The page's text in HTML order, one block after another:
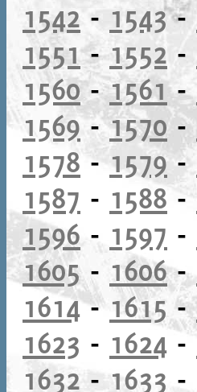
1542 - 1543-
1551-1552 -
1560-1561-
1569-1570-
1578-1579-
1587 - 1588 -
1596- 1597 -
1605- 1606-
1614- 1615 -
1623 - 1624 -
1632-1633 -